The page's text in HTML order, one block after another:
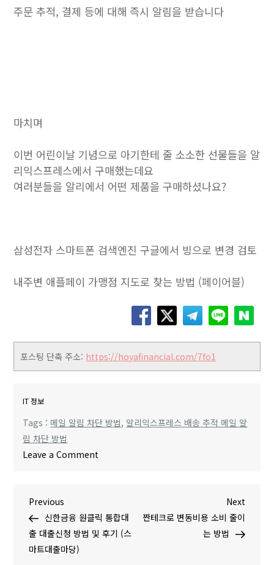
주문 추적, 결제 등에 대해 즉시 알림을 받습니다
마치며
이번 어린이날 기념으로 아기한테 줄 소소한 선물들을 알
리익스프레스에서 구매했는데요
여러분들을 알리에서 어떤 제품을 구매하셨나요?
삼성전자 스마트폰 검색엔진 구글에서 빙으로 변경 검토
내주변 애플페이 가맹점 지도로 찾는 방법 (페이어블)
포스팅 단축 주소: https://hoyafinancial.com/7fo1
IT 정보
Tags : 메일 알림 차단 방법, 알리익스프레스 배송 추적 메일 알
림 차단 방법
Leave a Comment
익
스
글
탐
P
r
e
v
Previous
신한금융 원클릭 통합대
출 대출신청 방법 및 후기 (스
마트대출마당)
N
x
Next
짠테크로 변동비용 소비 줄이
는 방법